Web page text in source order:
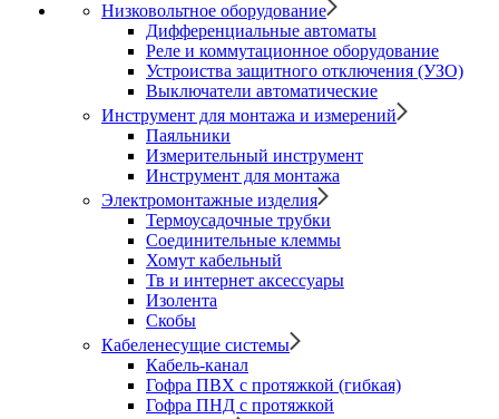
Низковольтное оборудование
Дифференциальные автоматы
Реле и коммутационное оборудование
Устроиства защитного отключения (УЗО)
Выключатели автоматические
Инструмент для монтажа и измерений
Паяльники
Измерительный инструмент
Инструмент для монтажа
Электромонтажные изделия
Термоусадочные трубки
Соединительные клеммы
Хомут кабельный
Тв и интернет аксессуары
Изолента
Скобы
Кабеленесущие системы
Кабель-канал
Гофра ПВХ с протяжкой (гибкая)
Гофра ПНД с протяжкой